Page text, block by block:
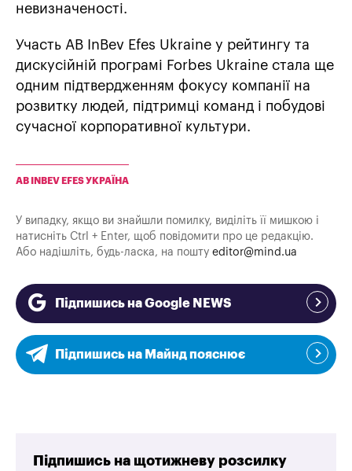
невизначеності.
Участь AB InBev Efes Ukraine у рейтингу та
дискусійній програмі Forbes Ukraine стала ще
одним підтвердженням фокусу компанії на
розвитку людей, підтримці команд і побудові
сучасної корпоративної культури.
AB INBEV EFES УКРАЇНА
У випадку, якщо ви знайшли помилку, виділіть її мишкою і
натисніть Ctrl + Enter, щоб повідомити про це редакцію.
Або надішліть, будь-ласка, на пошту editor@mind.ua
Підпишись на Google NEWS
Підпишись на Майнд пояснює
Підпишись на щотижневу розсилку